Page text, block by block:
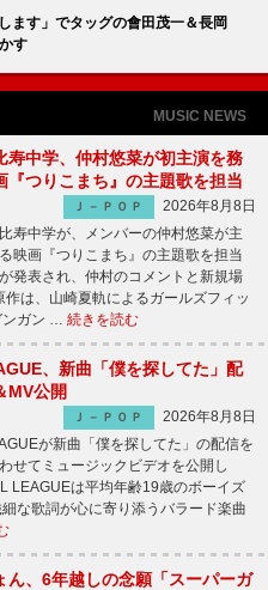
ます」でタッグの會田茂一＆長岡
す
MUSIC NEWS
寿中学、仲村悠菜が初主演を務
『つりこまち』の主題歌を担当
Ｊ－ＰＯＰ
2026年8月8日
寿中学が、メンバーの仲村悠菜が主
映画『つりこまち』の主題歌を担当
発表され、仲村のコメントと新規場
は、山崎夏軌によるガールズフィッ
ンガン … 続きを読む
、新曲「僕を探してた」配
MV公開
Ｊ－ＰＯＰ
2026年8月8日
が新曲「僕を探してた」の配信を
せてミュージックビデオを公開し
は平均年齢19歳のボーイズ
な歌詞が心に寄り添うバラード楽曲
ん、6年越しの念願「スーパーガ